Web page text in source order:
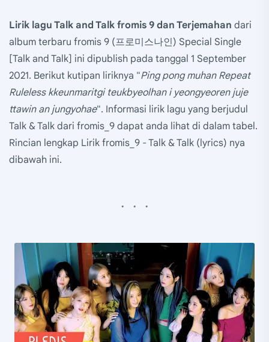
Lirik lagu Talk and Talk fromis 9 dan Terjemahan dari
album terbaru fromis 9 (프로미스나인) Special Single
[Talk and Talk] ini dipublish pada tanggal 1 September
2021. Berikut kutipan liriknya "Ping pong muhan Repeat
Ruleless kkeunmaritgi teukbyeolhan i yeongyeoren juje
ttawin an jungyohae". Informasi lirik lagu yang berjudul
Talk & Talk dari fromis_9 dapat anda lihat di dalam tabel.
Rincian lengkap Lirik fromis_9 - Talk & Talk (lyrics) nya
dibawah ini.